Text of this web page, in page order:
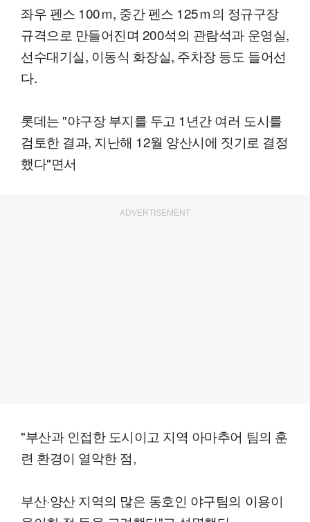
좌우 펜스 100ｍ, 중간 펜스 125ｍ의 정규구장
규격으로 만들어진며 200석의 관람석과 운영실,
선수대기실, 이동식 화장실, 주차장 등도 들어선
다.
롯데는 "야구장 부지를 두고 1년간 여러 도시를
검토한 결과, 지난해 12월 양산시에 짓기로 결정
했다"면서
ADVERTISEMENT
"부산과 인접한 도시이고 지역 아마추어 팀의 훈
련 환경이 열악한 점,
부산·양산 지역의 많은 동호인 야구팀의 이용이